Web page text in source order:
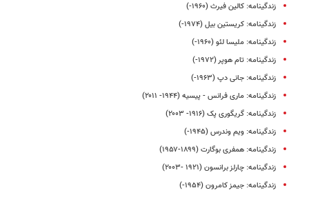
زندگینامه: کالین فیرث (۱۹۶۰-)
زندگینامه: کریستین بیل (۱۹۷۴-)
زندگینامه: ملیسا لئو (۱۹۶۰-)
زندگینامه: تام هوپر (۱۹۷۲-)
زندگینامه: جانی دپ (۱۹۶۳-)
زندگینامه: ماری فرانس - پیسیه (۱۹۴۴- ۲۰۱۱)
زندگینامه: گریگوری پک (۱۹۱۶- ۲۰۰۳)
زندگینامه: ویم وندرس (۱۹۴۵-)
زندگینامه: همفری بوگارت (۱۸۹۹-۱۹۵۷)
زندگینامه: چارلز برانسون (۱۹۲۱ -۲۰۰۳)
زندگینامه: جیمز کامرون (۱۹۵۴-)